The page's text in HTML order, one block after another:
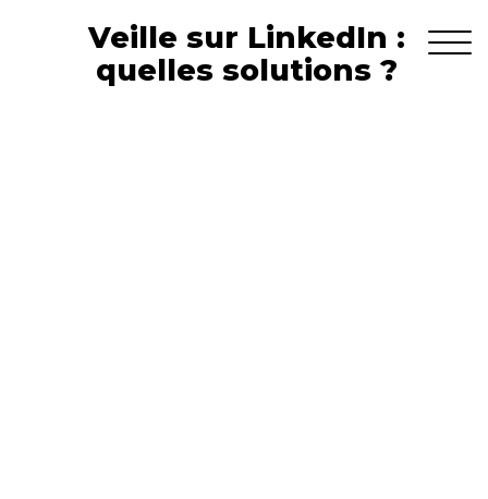
Veille sur LinkedIn :
quelles solutions ?